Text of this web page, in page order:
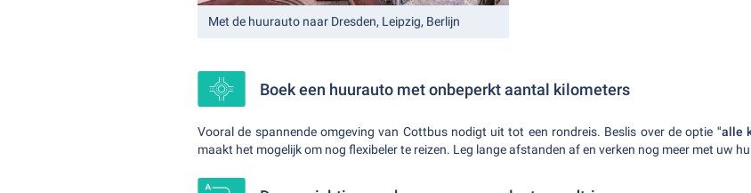
Met de huurauto naar Dresden, Leipzig, Berlijn
Boek een huurauto met onbeperkt aantal kilometers
Vooral de spannende omgeving van Cottbus nodigt uit tot een rondreis. Beslis over de optie "alle
maakt het mogelijk om nog flexibeler te reizen. Leg lange afstanden af en verken nog meer met uw